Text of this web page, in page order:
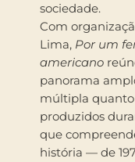
sociedade.
Com
Lima, Por um
americano
panorama
múltipla quanto
produzidos
que
história — de